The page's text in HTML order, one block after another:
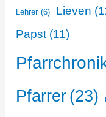
Lehrer (6) Lieven
Papst (11)
Pfarrer(23)